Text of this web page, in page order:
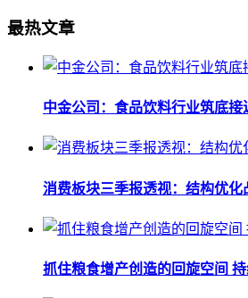
最热文章
中金公司：食品饮料行业筑底接
消费板块三季报透视：结构优化
抓住粮食增产创造的回旋空间